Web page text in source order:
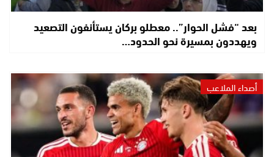
بعد “فشل الحوار”.. معطلو بركان يستأنفون التصعيد
ويهددون بمسيرة نحو الحدود…
أصداء الملاعب